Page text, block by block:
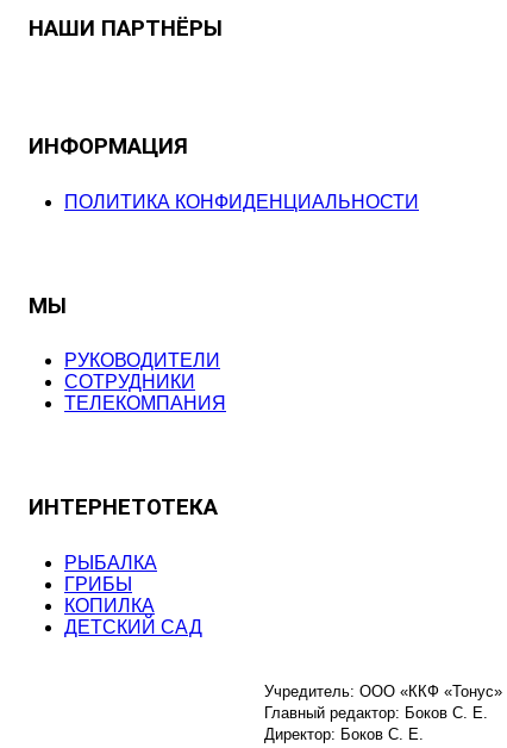
НАШИ ПАРТНЁРЫ
ИНФОРМАЦИЯ
ПОЛИТИКА КОНФИДЕНЦИАЛЬНОСТИ
МЫ
РУКОВОДИТЕЛИ
СОТРУДНИКИ
ТЕЛЕКОМПАНИЯ
ИНТЕРНЕТОТЕКА
РЫБАЛКА
ГРИБЫ
КОПИЛКА
ДЕТСКИЙ САД
Учредитель: ООО «ККФ «Тонус»
Главный редактор: Боков С. Е.
Директор: Боков С. Е.